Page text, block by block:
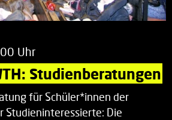
Uhr
Studienberatungen
für Schüler*innen der
Studieninteressierte: Die